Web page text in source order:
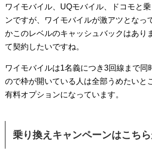
ワイモバイル、UQモバイル、ドコモと
ンですが、ワイモバイルが激アツとなっ
かこのレベルのキャッシュバックはあり
て契約したいですね。
ワイモバイルは1名義につき3回線まで同
ので枠が開いている人は全部うめたいと
有料オプションになっています。
乗り換えキャンペーンはこち